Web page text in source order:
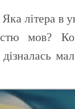
літера в
мов?